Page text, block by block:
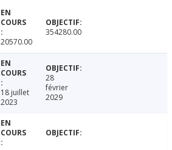
20570.00
354280.00
18 juillet
2023
28
février
2029